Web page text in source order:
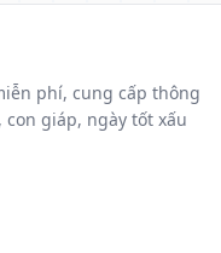
phí, cung cấp thông
giáp, ngày tốt xấu